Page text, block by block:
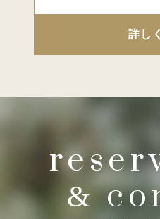
詳し
&